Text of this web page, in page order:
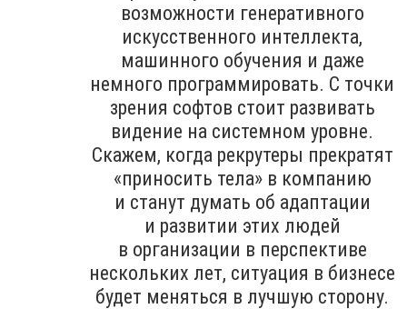
возможности генеративного
искусственного интеллекта,
машинного обучения и даже
немного программировать. С точки
зрения софтов стоит развивать
видение на системном уровне.
Скажем, когда рекрутеры прекратят
«приносить тела» в компанию
и станут думать об адаптации
и развитии этих людей
в организации в перспективе
нескольких лет, ситуация в бизнесе
будет меняться в лучшую сторону.